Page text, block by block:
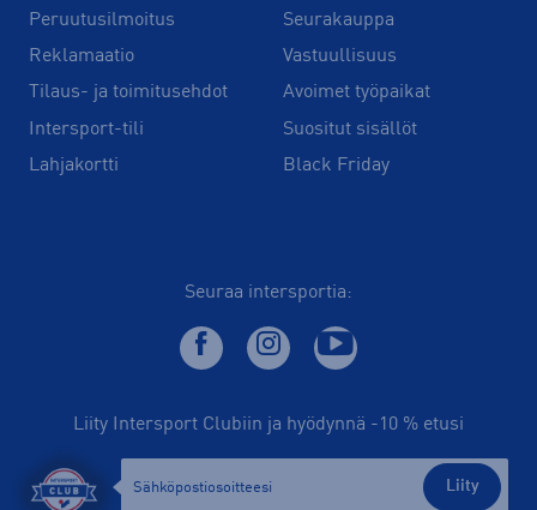
Peruutusilmoitus
Reklamaatio
Tilaus- ja toimitusehdot
Intersport-tili
Lahjakortti
Seurakauppa
Vastuullisuus
Avoimet työpaikat
Suositut sisällöt
Black Friday
Seuraa intersportia:
Liity Intersport Clubiin ja hyödynnä -10 % etusi
Liity